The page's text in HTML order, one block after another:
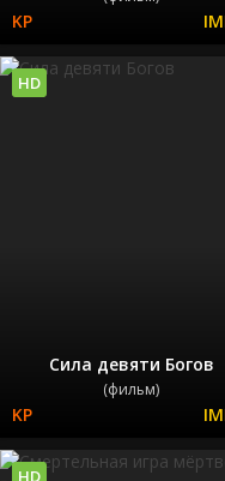
Сила девяти Богов
(фильм)
HD
HD